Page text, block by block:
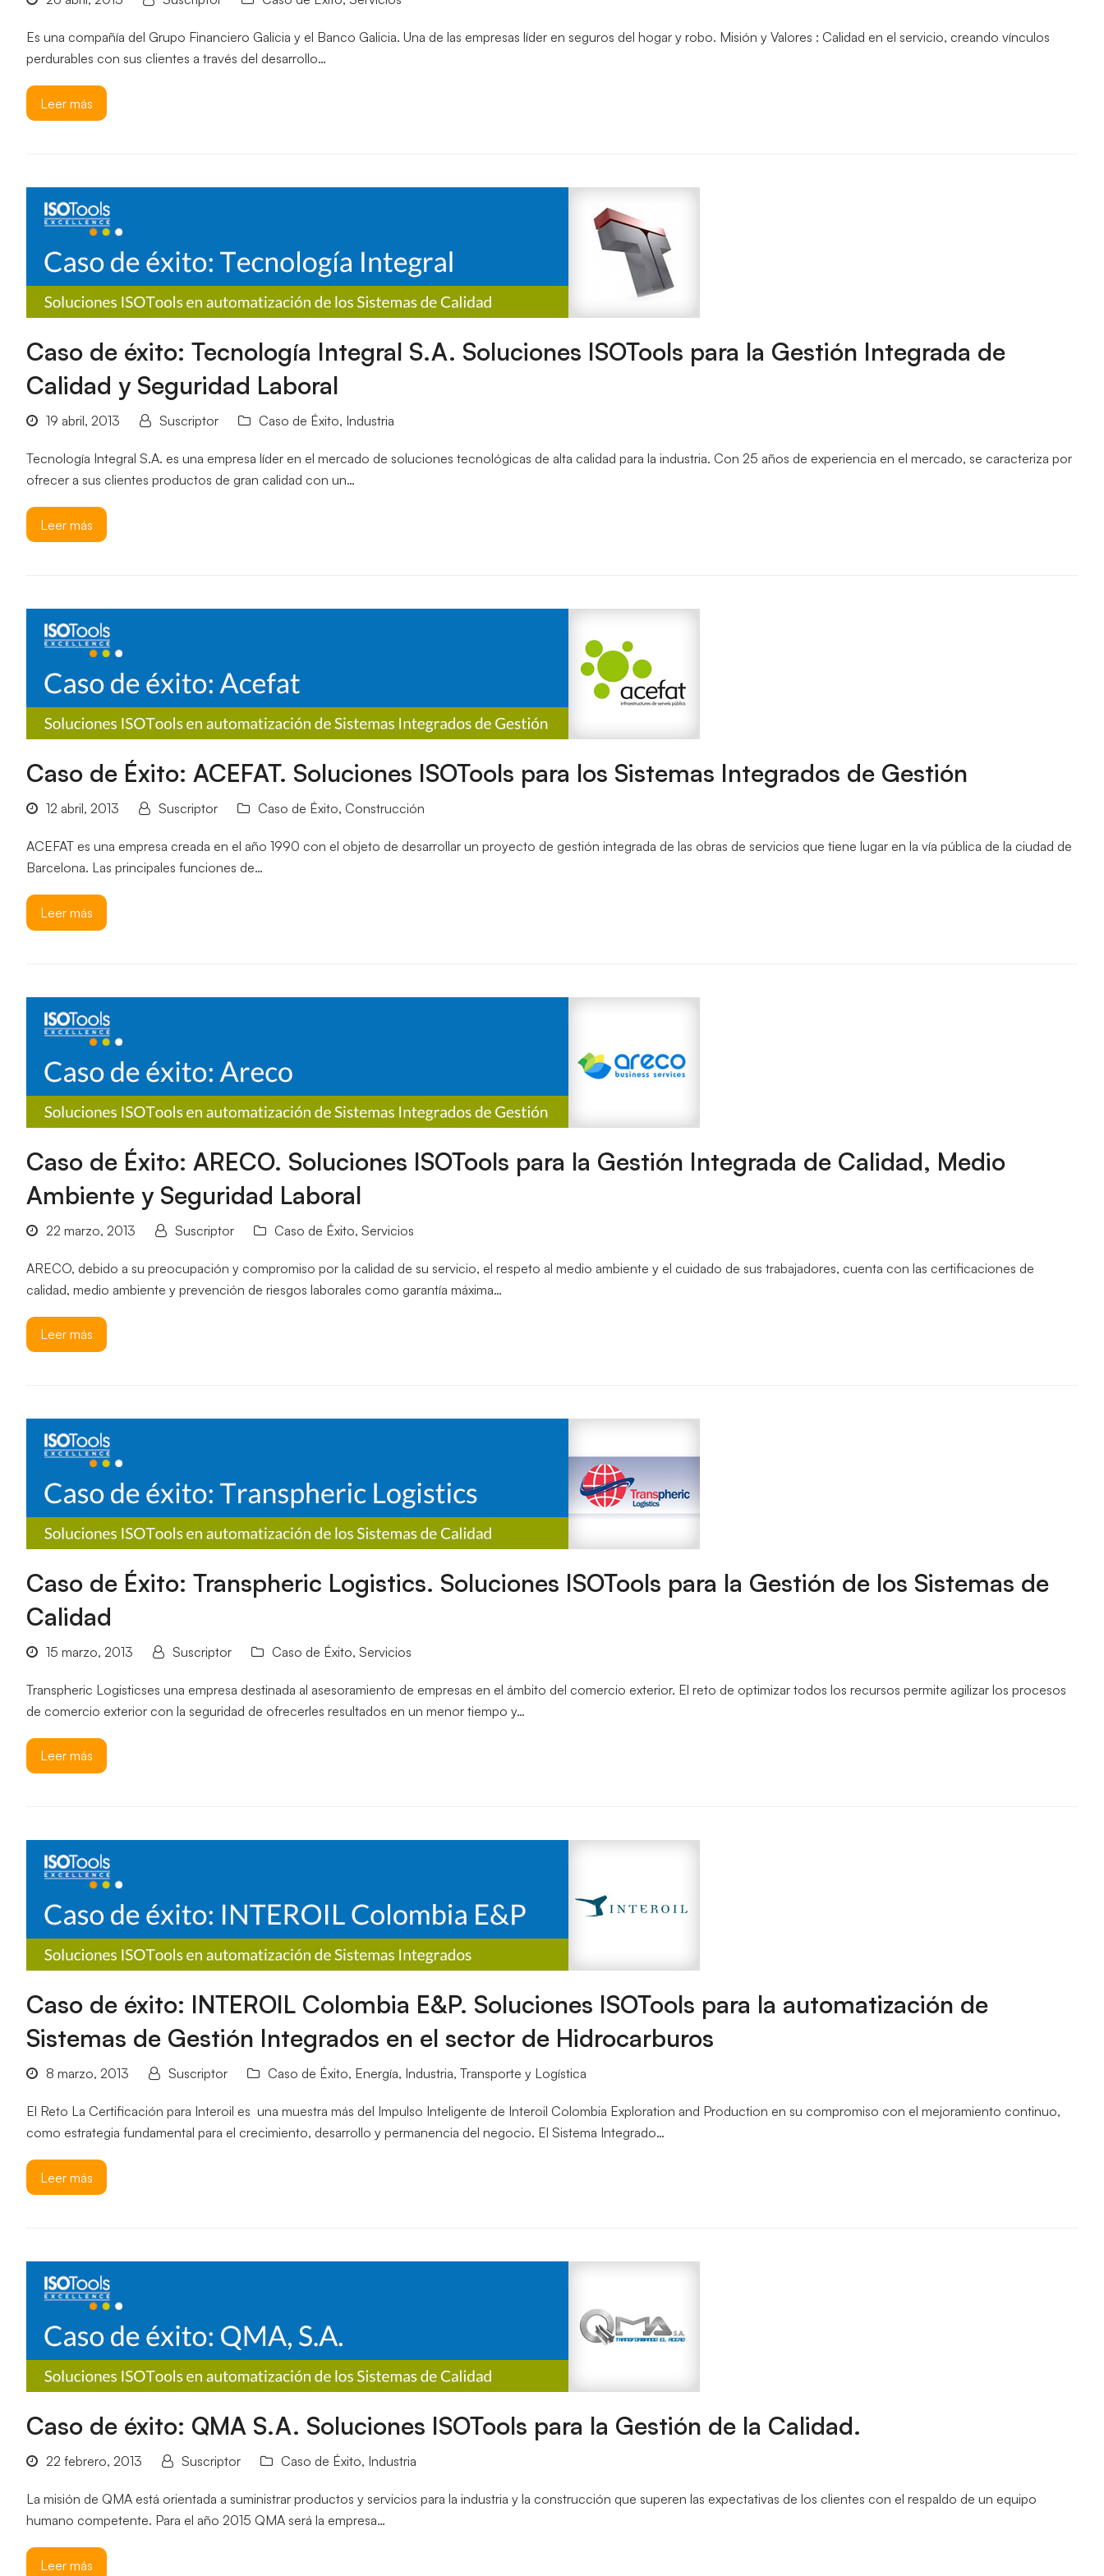
Es una compañía del Grupo Financiero Galicia y el Banco Galicia. Una de las empresas líder en seguros del hogar y robo. Misión y Valores : Calidad en el servicio, creando vínculos
perdurables con sus clientes a través del desarrollo…
Leer más
Caso de éxito: Tecnología Integral S.A. Soluciones ISOTools para la Gestión Integrada de
Calidad y Seguridad Laboral
19 abril, 2013 Suscriptor Caso de Éxito, Industria
Tecnología Integral S.A. es una empresa líder en el mercado de soluciones tecnológicas de alta calidad para la industria. Con 25 años de experiencia en el mercado, se caracteriza por
ofrecer a sus clientes productos de gran calidad con un…
Leer más
Caso de Éxito: ACEFAT. Soluciones ISOTools para los Sistemas Integrados de Gestión
12 abril, 2013 Suscriptor Caso de Éxito, Construcción
ACEFAT es una empresa creada en el año 1990 con el objeto de desarrollar un proyecto de gestión integrada de las obras de servicios que tiene lugar en la vía pública de la ciudad de
Barcelona. Las principales funciones de…
Leer más
Caso de Éxito: ARECO. Soluciones ISOTools para la Gestión Integrada de Calidad, Medio
Ambiente y Seguridad Laboral
22 marzo, 2013 Suscriptor Caso de Éxito, Servicios
ARECO, debido a su preocupación y compromiso por la calidad de su servicio, el respeto al medio ambiente y el cuidado de sus trabajadores, cuenta con las certificaciones de
calidad, medio ambiente y prevención de riesgos laborales como garantía máxima…
Leer más
Caso de Éxito: Transpheric Logistics. Soluciones ISOTools para la Gestión de los Sistemas de
Calidad
15 marzo, 2013 Suscriptor Caso de Éxito, Servicios
Transpheric Logisticses una empresa destinada al asesoramiento de empresas en el ámbito del comercio exterior. El reto de optimizar todos los recursos permite agilizar los procesos
de comercio exterior con la seguridad de ofrecerles resultados en un menor tiempo y…
Leer más
Caso de éxito: INTEROIL Colombia E&P. Soluciones ISOTools para la automatización de
Sistemas de Gestión Integrados en el sector de Hidrocarburos
8 marzo, 2013 Suscriptor Caso de Éxito, Energía, Industria, Transporte y Logística
El Reto La Certificación para Interoil es una muestra más del Impulso Inteligente de Interoil Colombia Exploration and Production en su compromiso con el mejoramiento continuo,
como estrategia fundamental para el crecimiento, desarrollo y permanencia del negocio. El Sistema Integrado…
Leer más
Caso de éxito: QMA S.A. Soluciones ISOTools para la Gestión de la Calidad.
22 febrero, 2013 Suscriptor Caso de Éxito, Industria
La misión de QMA está orientada a suministrar productos y servicios para la industria y la construcción que superen las expectativas de los clientes con el respaldo de un equipo
humano competente. Para el año 2015 QMA será la empresa…
Leer más